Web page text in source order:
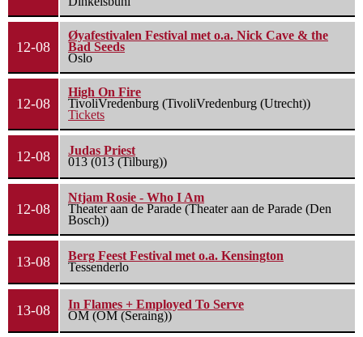
12-08
Øyafestivalen Festival met o.a. Nick Cave & the
Bad Seeds
Oslo
12-08
High On Fire
TivoliVredenburg (TivoliVredenburg (Utrecht))
Tickets
12-08
Judas Priest
013 (013 (Tilburg))
12-08
Ntjam Rosie - Who I Am
Theater aan de Parade (Theater aan de Parade (Den
Bosch))
13-08
Berg Feest Festival met o.a. Kensington
Tessenderlo
13-08
In Flames + Employed To Serve
OM (OM (Seraing))